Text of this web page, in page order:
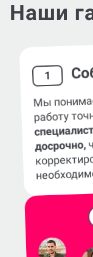
Наши
1
Мы
работу
досрочно,